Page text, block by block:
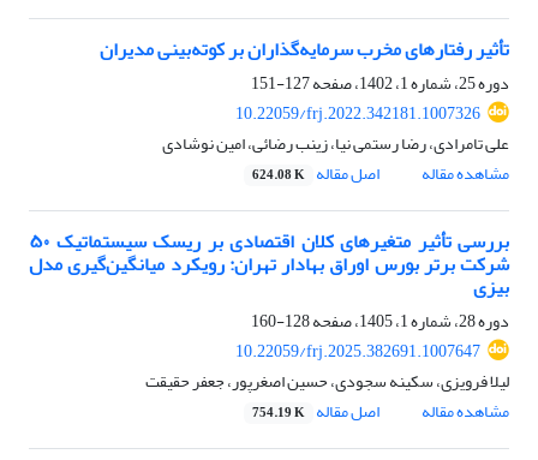
تأثیر رفتارهای مخرب سرمایه‌گذاران بر کوته‌بینی مدیران
دوره 25، شماره 1، 1402، صفحه
127-151
10.22059/frj.2022.342181.1007326
علی تامرادی، رضا رستمی نیا، زینب رضائی، امین نوشادی
مشاهده مقاله
اصل مقاله 624.08 K
بررسی تأثیر متغیرهای کلان اقتصادی بر ریسک سیستماتیک ۵۰
شرکت برتر بورس اوراق بهادار تهران: رویکرد میانگین‌‌گیری مدل
بیزی
دوره 28، شماره 1، 1405، صفحه
128-160
10.22059/frj.2025.382691.1007647
لیلا فرویزی، سکینه سجودی، حسین اصغرپور، جعفر حقیقت
مشاهده مقاله
اصل مقاله 754.19 K